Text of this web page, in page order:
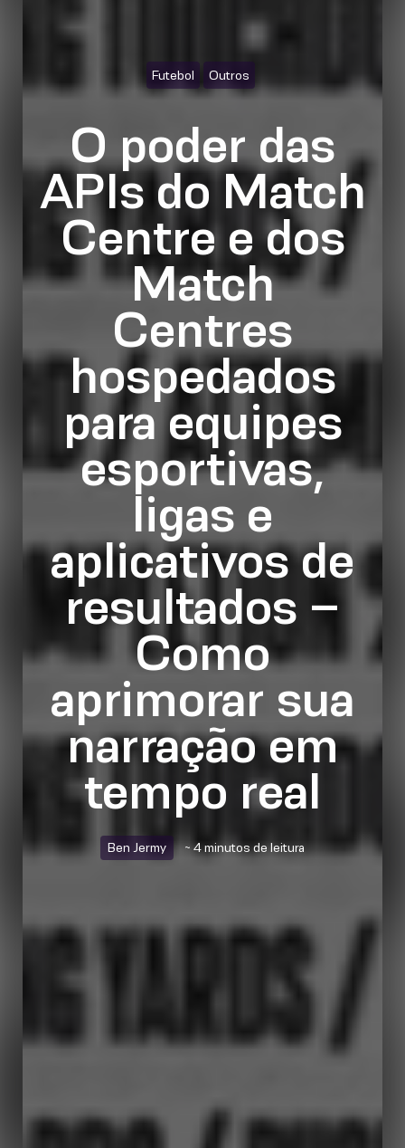
Futebol Outros
O poder das
APIs do Match
Centre e dos
Match
Centres
hospedados
para equipes
esportivas,
ligas e
aplicativos de
resultados –
Como
aprimorar sua
narração em
tempo real
Ben Jermy ~ 4 minutos de leitura